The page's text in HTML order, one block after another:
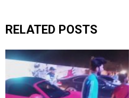
RELATED POSTS